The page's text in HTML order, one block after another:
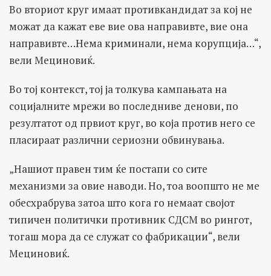
Во вториот круг имаат противкандидат за кој не
можат да кажат еве вие ова направивте, вие она
направивте…Нема криминали, нема корупција…“,
вели Мециновиќ.
Во тој контекст, тој ја толкува кампањата на
социјалните мрежи во последниве денови, по
резултатот од првиот круг, во која против него се
пласираат различни сериозни обвинувања.
„Нашиот правен тим ќе постапи со сите
механизми за овие наводи. Но, тоа воопшто не ме
обесхрабрува затоа што кога го немаат својот
типичен политички противник СДСМ во рингот,
тогаш мора да се служат со фабрикации“, вели
Мециновиќ.